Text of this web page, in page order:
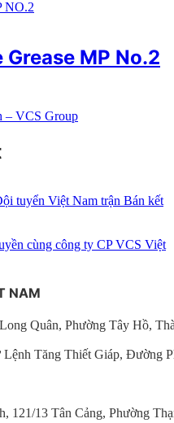
MP No.2
– VCS Group
tuyển Việt Nam trận Bán kết
cùng công ty CP VCS Việt
NAM
Quân, Phường Tây Hồ,
Tăng Thiết Giáp, Đường
121/13 Tân Cảng, Phường